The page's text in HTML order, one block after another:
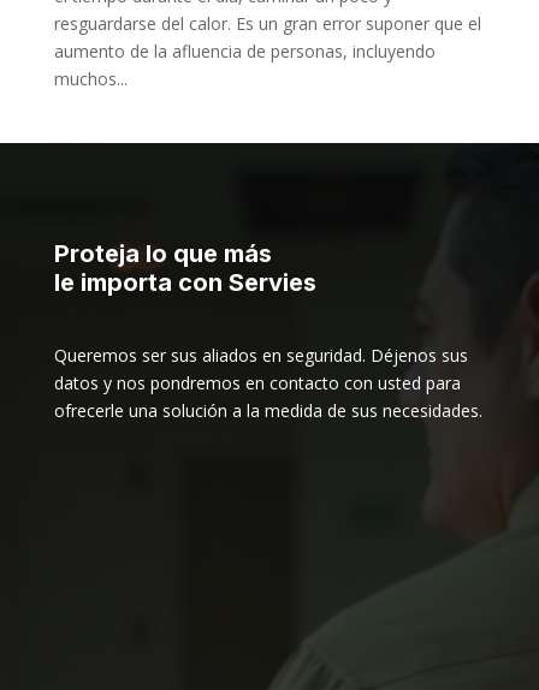
resguardarse del calor. Es un gran error suponer que el
aumento de la afluencia de personas, incluyendo
muchos...
Proteja lo que más
le importa con Servies
Queremos ser sus aliados en seguridad. Déjenos sus
datos y nos pondremos en contacto con usted para
ofrecerle una solución a la medida de sus necesidades.